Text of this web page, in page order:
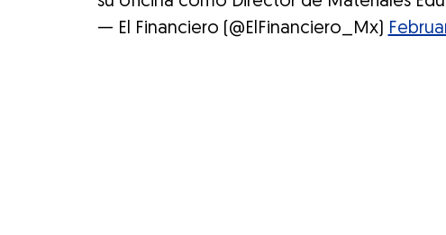
— El Financiero (@ElFinanciero_Mx)